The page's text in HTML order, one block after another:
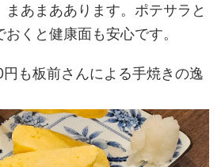
あまああります。ポテサラと
くと健康面も安心です。
も板前さんによる手焼きの逸